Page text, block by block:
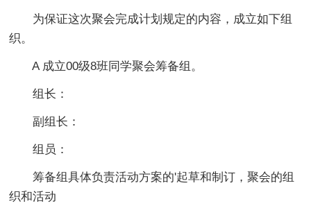
为保证这次聚会完成计划规定的内容，成立如下组
织。
A 成立00级8班同学聚会筹备组。
组长：
副组长：
组员：
筹备组具体负责活动方案的'起草和制订，聚会的组
织和活动